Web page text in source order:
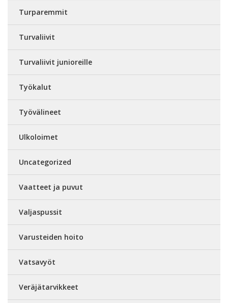
Turparemmit
Turvaliivit
Turvaliivit junioreille
Työkalut
Työvälineet
Ulkoloimet
Uncategorized
Vaatteet ja puvut
Valjaspussit
Varusteiden hoito
Vatsavyöt
Veräjätarvikkeet